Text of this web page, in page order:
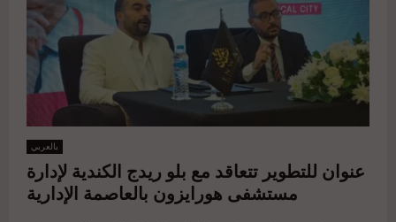
بالعربي
عنوان للتطوير تتعاقد مع بلو ريدج الكندية لإدارة
مستشفى هورايزون بالعاصمة الإدارية